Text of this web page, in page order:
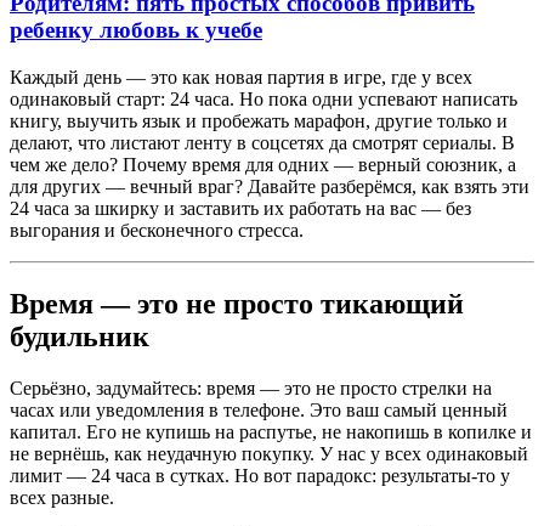
ребенку любовь к учебе
Каждый день — это как новая партия в игре, где у всех
одинаковый старт: 24 часа. Но пока одни успевают написать
книгу, выучить язык и пробежать марафон, другие только и
делают, что листают ленту в соцсетях да смотрят сериалы. В
чем же дело? Почему время для одних — верный союзник, а
для других — вечный враг? Давайте разберёмся, как взять эти
24 часа за шкирку и заставить их работать на вас — без
выгорания и бесконечного стресса.
Время — это не просто тикающий
будильник
Серьёзно, задумайтесь: время — это не просто стрелки на
часах или уведомления в телефоне. Это ваш самый ценный
капитал. Его не купишь на распутье, не накопишь в копилке и
не вернёшь, как неудачную покупку. У нас у всех одинаковый
лимит — 24 часа в сутках. Но вот парадокс: результаты-то у
всех разные.